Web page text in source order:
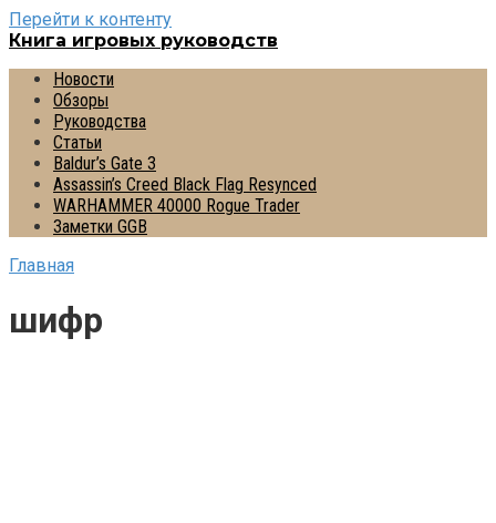
Перейти к контенту
Книга игровых руководств
Новости
Обзоры
Руководства
Статьи
Baldur’s Gate 3
Assassin’s Creed Black Flag Resynced
WARHAMMER 40000 Rogue Trader
Заметки GGB
Главная
шифр